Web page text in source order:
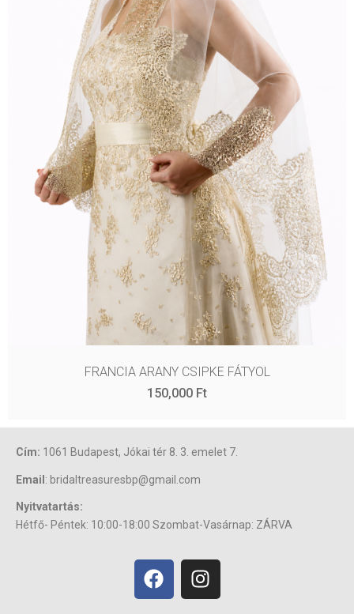
FRANCIA ARANY CSIPKE FÁTYOL
150,000 Ft
Cím: 1061 Budapest, Jókai tér 8. 3. emelet 7.
Email: bridaltreasuresbp@gmail.com
Nyitvatartás:
Hétfő- Péntek: 10:00-18:00 Szombat-Vasárnap: ZÁRVA